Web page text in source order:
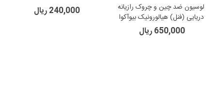
لوسیون ضد چین و چروک رازیانه
دریایی (فنل) هیالورونیک بیوآکوا
BQY52754
650,000 ریال
240,000 ریال